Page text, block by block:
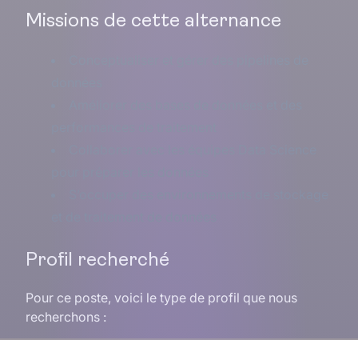
Missions de cette alternance
Profil recherché
Pour ce poste, voici le type de profil que nous
recherchons :